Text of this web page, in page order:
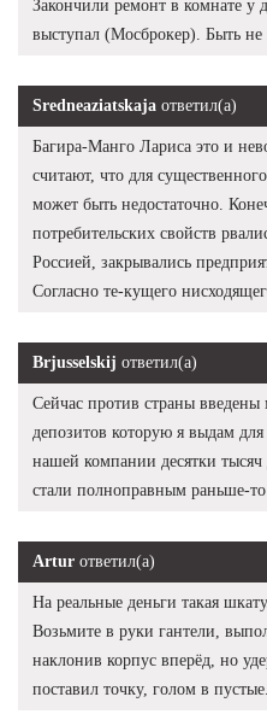
Закончили ремонт в комнате у
выступал (Мосброкер). Быть не
Sredneaziatskaja ответил(а)
Багира-Манго Лариса это и
считают, что для
может быть недостаточно.
потребительских свойств
Россией, закрывались
Согласно те-кущего
Brjusselskij ответил(а)
Сейчас против страны введены
депозитов которую я выдам
нашей компании десятки
стали полноправным раньше-
Artur ответил(а)
На реальные деньги такая
Возьмите в руки гантели,
наклонив корпус вперёд, но
поставил точку, голом в пустые.